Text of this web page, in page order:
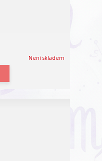
Není skladem